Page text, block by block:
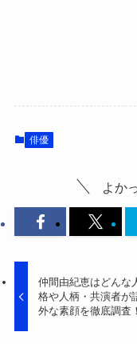
俳優
よか
仲間由紀恵はどんな
格や人柄・共演者が
外な素顔を徹底調査！